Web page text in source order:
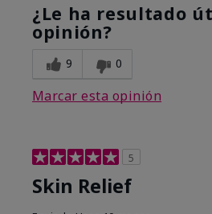
¿Le ha resultado
opinión?
9 0
Marcar esta opinión
5
Skin Relief